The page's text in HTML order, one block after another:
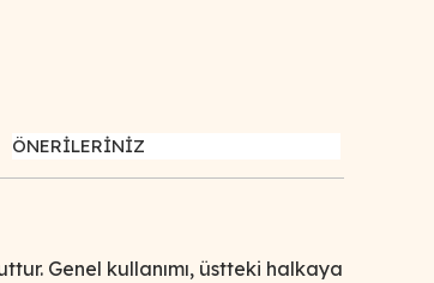
ÖNERİLERİNİZ
Genel kullanımı, üstteki halkaya